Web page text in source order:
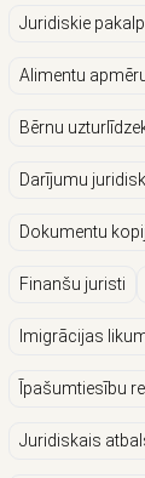
Juridiskie
Alimentu
Bērnu
Darījumu
Dokumentu
Finanšu juristi
Imigrācijas
Īpašumtiesību
Juridiskais